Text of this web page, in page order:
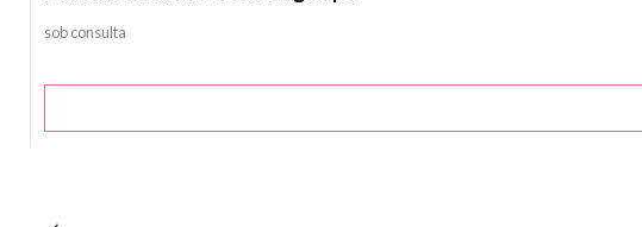
sob consulta